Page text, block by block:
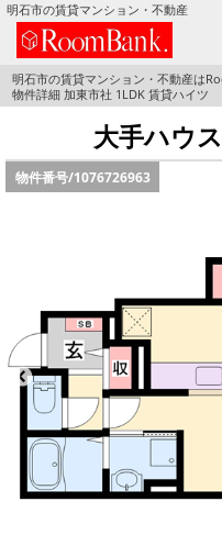
明石市の賃貸マンション・不動産
TOPページ
分譲マンションシリーズ
リノベーション物件
路線·駅から探す
地域から探す
地図から探す
オーナー様へ
明石市の賃貸マンション・不動産は
物件詳細 加東市社 1LDK 賃貸ハイツ
大手ハウ
物件番号/1076726963